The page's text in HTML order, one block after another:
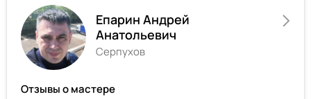
Епарин Андрей
Анатольевич
Серпухов
Отзывы о мастере